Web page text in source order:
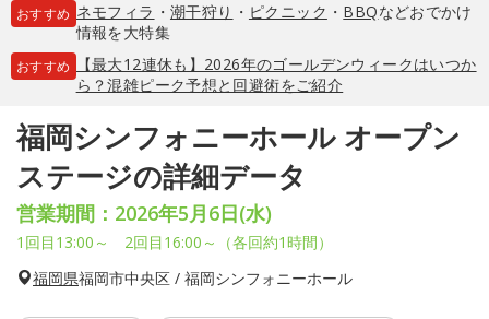
おすすめ ネモフィラ ・ 潮干狩り ・ ピクニック ・ BBQなどおでかけ
情報を大特集
おすすめ
【最大12連休も】2026年のゴールデンウィークはいつか
ら？混雑ピーク予想と回避術をご紹介
福岡シンフォニーホール オープン
ステージの詳細データ
営業期間：2026年5月6日(水)
1回目13:00～ 2回目16:00～（各回約1時間）
福岡県福岡市中央区 / 福岡シンフォニーホール